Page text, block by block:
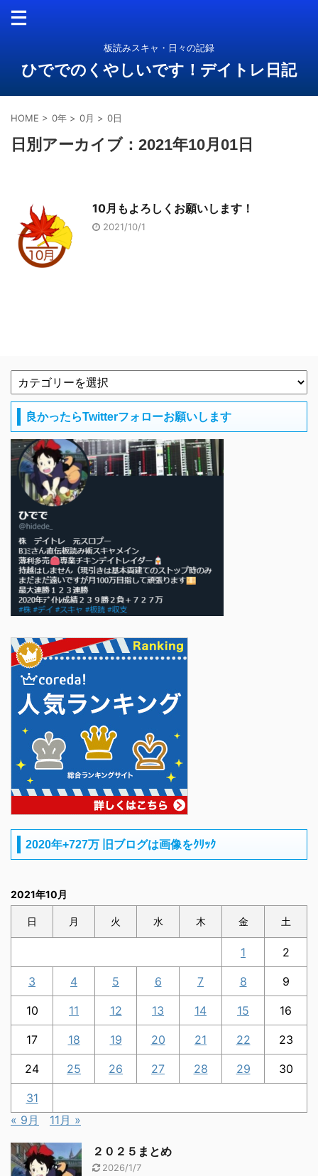
板読みスキャ・日々の記録
ひででのくやしいです！デイトレ日記
HOME > 0年 > 0月 > 0日
日別アーカイブ：2021年10月01日
10月もよろしくお願いします！
2021/10/1
良かったらTwitterフォローお願いします
2020年+727万 旧ブログは画像をｸﾘｯｸ
2021年10月
日 月 火 水 木 金 土
1 2
3 4 5 6 7 8 9
10 11 12 13 14 15 16
17 18 19 20 21 22 23
24 25 26 27 28 29 30
31
« 9月
11月 »
２０２５まとめ
2026/1/7